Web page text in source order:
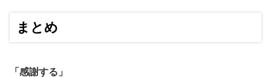
まとめ
「感謝する」